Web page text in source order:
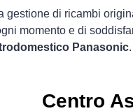
gestione di ricambi
momento e di
Panasonic.
Centro